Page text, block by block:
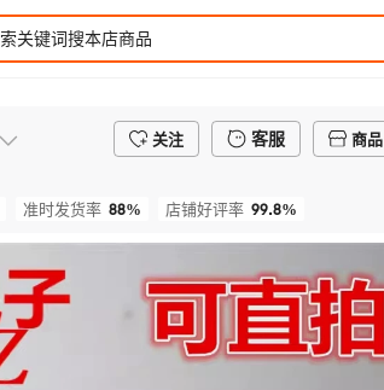
关注 客服
商品
准时发货率 88% 店铺好评率 99.8%